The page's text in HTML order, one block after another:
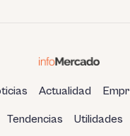
Actualidad
Tendencias Utilidades